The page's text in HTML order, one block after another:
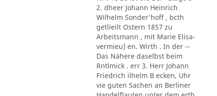
2. dheer Johann Heinrich
Wilhelm Sonder'hoff , bcth
getlieilt Ostern 1857 zu
Arbeitsmann , mit Marie Elisa-
vermieu) en. Wirth . In der --
Das Nähere daselbst beim
Rntlmick . err 3. Herr Johann
Friedrich ilhelm B ecken, Uhr
vie guten Sachen an Berliner